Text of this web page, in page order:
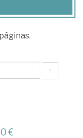
páginas.
↑
€